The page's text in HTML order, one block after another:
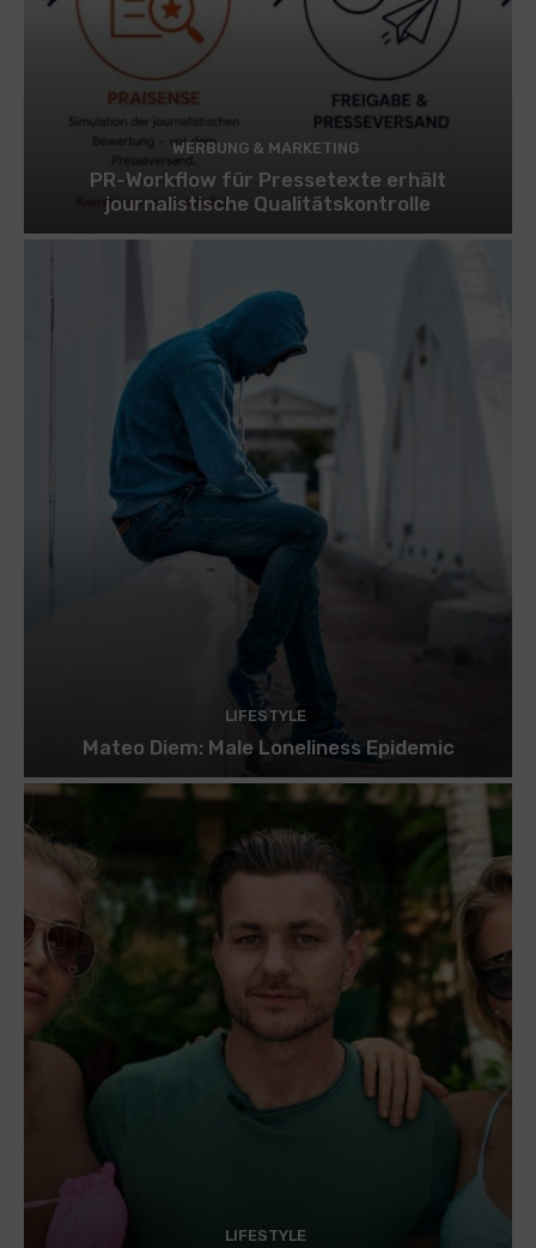
WERBUNG & MARKETING
PR-Workflow für Pressetexte erhält
journalistische Qualitätskontrolle
LIFESTYLE
Mateo Diem: Male Loneliness Epidemic
LIFESTYLE